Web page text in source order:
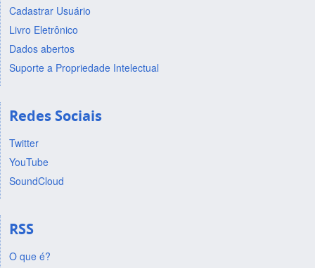
Cadastrar Usuário
Livro Eletrônico
Dados abertos
Suporte a Propriedade Intelectual
Redes Sociais
Twitter
YouTube
SoundCloud
RSS
O que é?